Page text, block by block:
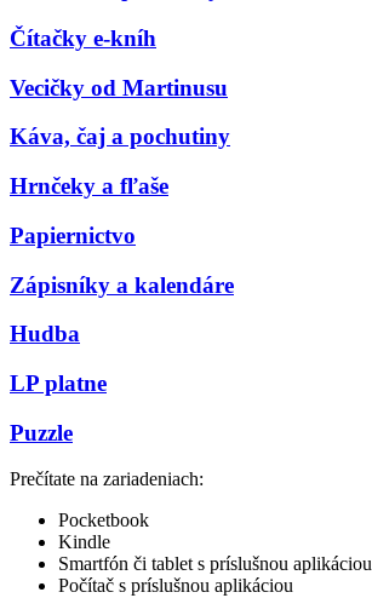
Čítačky e-kníh
Vecičky od Martinusu
Káva, čaj a pochutiny
Hrnčeky a fľaše
Papiernictvo
Zápisníky a kalendáre
Hudba
LP platne
Puzzle
Prečítate na zariadeniach:
Pocketbook
Kindle
Smartfón či tablet s príslušnou aplikáciou
Počítač s príslušnou aplikáciou